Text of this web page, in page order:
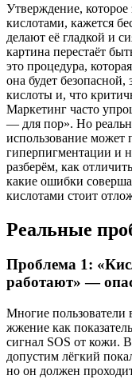
Утверждение, которое
кислотами, кажется
делают её гладкой и
картина перестаёт
это процедура,
она будет
кислоты и, что
Маркетинг часто
— для пор». Но
использование может
гиперпигментации и
разберём, как
какие ошибки
кислотами стоит
Реальные
Проблема 1:
работают» —
Многие
жжение как
сигнал SOS от кожи.
допустим лёгкий
но он должен